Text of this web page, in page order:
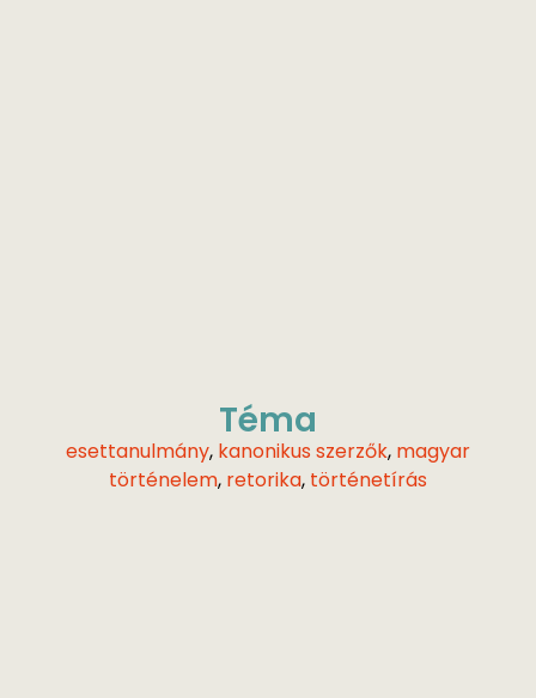
Téma
esettanulmány, kanonikus szerzők, magyar
történelem, retorika, történetírás